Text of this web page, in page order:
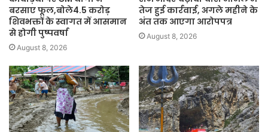
बरसाए फूल,बोले4.5 करोड़
शिवभक्तों के स्वागत में आसमान
से होगी पुष्पवर्षा
August 8, 2026
तेज हुई कार्रवाई, अगले महीने के
अंत तक आएगा आरोपपत्र
August 8, 2026